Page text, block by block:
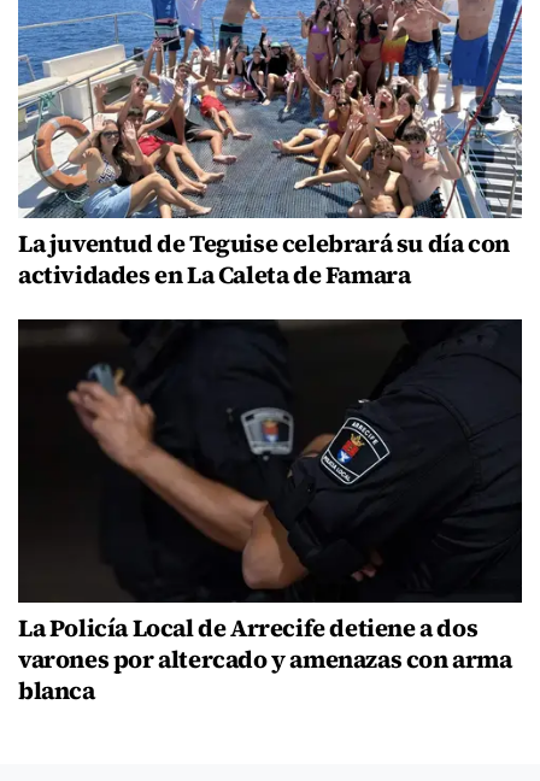
La juventud de Teguise celebrará su día con
actividades en La Caleta de Famara
La Policía Local de Arrecife detiene a dos
varones por altercado y amenazas con arma
blanca